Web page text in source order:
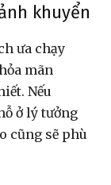
khuyển
ưa chạy
mãn
Nếu
ở lý tưởng
cũng sẽ phù